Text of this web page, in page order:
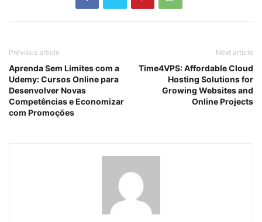
Previous article
Aprenda Sem Limites com a
Udemy: Cursos Online para
Desenvolver Novas
Competências e Economizar
com Promoções
Next article
Time4VPS: Affordable Cloud
Hosting Solutions for
Growing Websites and
Online Projects